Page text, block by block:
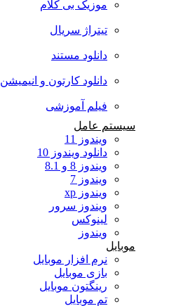
موزیک بی کلام
تیتراژ سریال
دانلود مستند
دانلود کارتون و انیمیشن
فیلم آموزشی
سیستم عامل
ویندوز 11
دانلود ویندوز 10
ویندوز 8 و 8.1
ویندوز 7
ویندوز xp
ویندوز سرور
لینوکس
ویندوز
موبایل
نرم افزار موبایل
بازی موبایل
رینگتون موبایل
تم موبایل